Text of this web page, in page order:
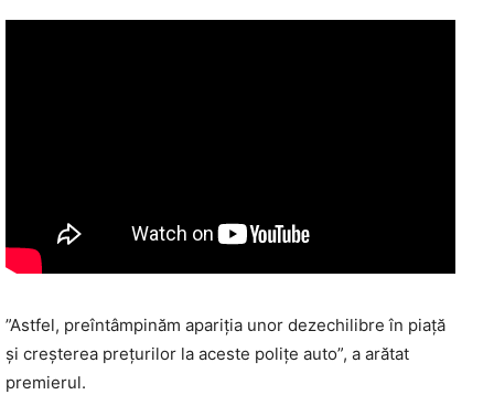
”Astfel, preîntâmpinăm apariţia unor dezechilibre în piaţă
şi creşterea preţurilor la aceste poliţe auto”, a arătat
premierul.